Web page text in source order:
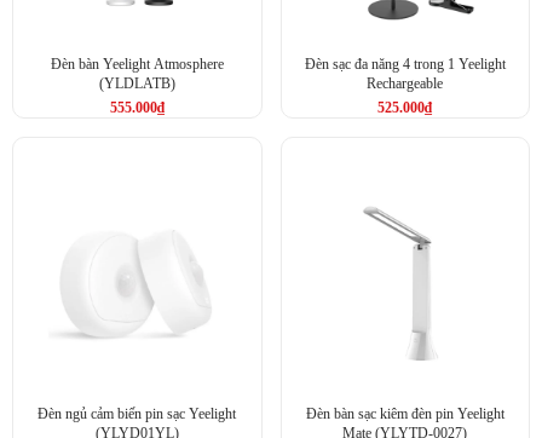
Đèn bàn Yeelight Atmosphere
(YLDLATB)
555.000₫
Đèn sạc đa năng 4 trong 1 Yeelight
Rechargeable
525.000₫
Đèn ngủ cảm biến pin sạc Yeelight
(YLYD01YL)
Đèn bàn sạc kiêm đèn pin Yeelight
Mate (YLYTD-0027)